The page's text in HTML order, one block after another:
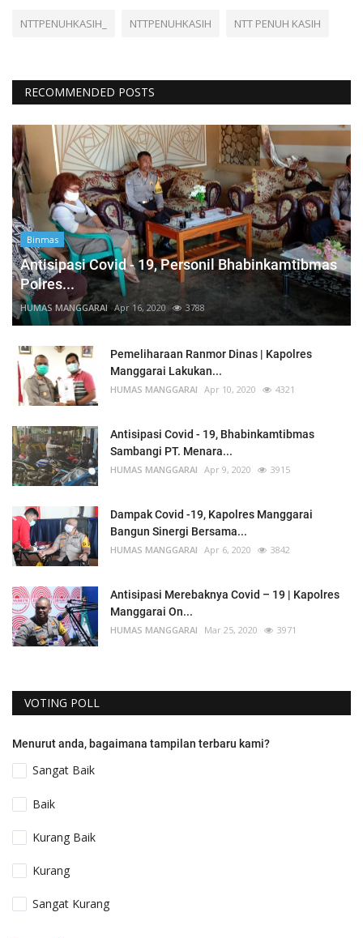
NTTPENUHKASIH_ NTTPENUHKASIH NTT PENUH KASIH
RECOMMENDED POSTS
Binmas
Antisipasi Covid - 19, Personil Bhabinkamtibmas
Polres...
HUMAS MANGGARAI Apr 16, 2020 3788
Pemeliharaan Ranmor Dinas | Kapolres
Manggarai Lakukan...
HUMAS MANGGARAI Apr 10, 2020 4321
Antisipasi Covid - 19, Bhabinkamtibmas
Sambangi PT. Menara...
HUMAS MANGGARAI Apr 9, 2020 3915
Dampak Covid -19, Kapolres Manggarai
Bangun Sinergi Bersama...
HUMAS MANGGARAI Apr 6, 2020 3842
Antisipasi Merebaknya Covid – 19 | Kapolres
Manggarai On...
HUMAS MANGGARAI Mar 25, 2020 3971
VOTING POLL
Menurut anda, bagaimana tampilan terbaru kami?
Sangat Baik
Baik
Kurang Baik
Kurang
Sangat Kurang